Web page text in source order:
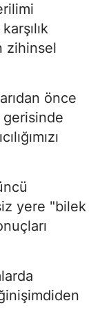
zihinsel
önce
yere "bilek